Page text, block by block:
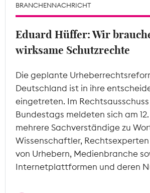
Mitgliederbereich
BRANCHENNACHRICHT
Eduard Hüffer: Wir
wirksame Schutzrechte
Die geplante
Deutschland ist in ihre
eingetreten. Im
Bundestags meldeten sich am 12.
mehrere Sachverständige zu
Wissenschaftler,
von Urhebern, Medienbranche
Internetplattformen und deren